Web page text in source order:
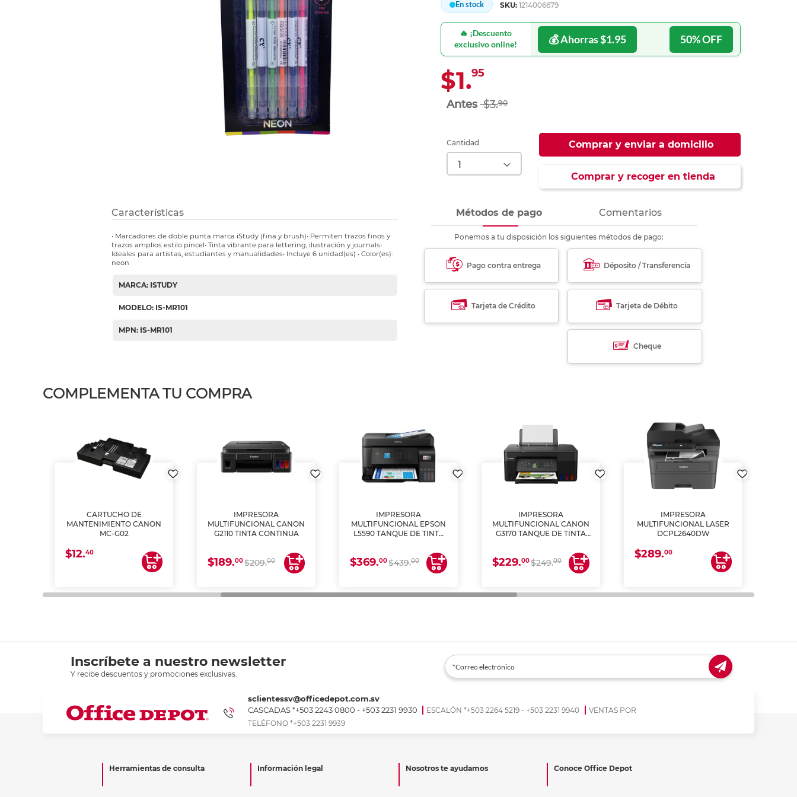
Ver más
Ver más
Refuerzos para carpeta
Ver más
Ver más
Ver más
En stock SKU: 1214006679
🔥 ¡Descuento
exclusivo online!
💰 Ahorras $1.95 50% OFF
$1.95
$3.90
Cantidad Comprar y enviar a domicilio
Comprar y recoger en tienda
Características
• Marcadores de doble punta marca iStudy (fina y brush)• Permiten trazos finos y
trazos amplios estilo pincel• Tinta vibrante para lettering, ilustración y journals•
Ideales para artistas, estudiantes y manualidades• Incluye 6 unidad(es) • Color(es):
neon
MARCA: ISTUDY
MODELO: IS-MR101
MPN: IS-MR101
Métodos de pago Comentarios
Ponemos a tu disposición los siguientes métodos de pago:
Pago contra entrega Déposito / Transferencia
Tarjeta de Crédito Tarjeta de Débito
Cheque
COMPLEMENTA TU COMPRA
CARTUCHO DE
MANTENIMIENTO CANON
MC-G02
$12.40
IMPRESORA
MULTIFUNCIONAL CANON
G2110 TINTA CONTINUA
$189.00$209.00
IMPRESORA
MULTIFUNCIONAL EPSON
L5590 TANQUE DE TINTA
$369.00$439.00
IMPRESORA
MULTIFUNCIONAL CANON
G3170 TANQUE DE TINTA
$229.00$249.00
IMPRESORA
MULTIFUNCIONAL LASER
DCPL2640DW
$289.00
Inscríbete a nuestro newsletter
Y recibe descuentos y promociones exclusivas.
sclientessv@officedepot.com.sv
CASCADAS *+503 2243 0800 - +503 2231 9930
ESCALÓN *+503 2264 5219 - +503 2231 9940
VENTAS POR
TELÉFONO *+503 2231 9939
Herramientas de consulta Información legal Nosotros te ayudamos Conoce Office Depot